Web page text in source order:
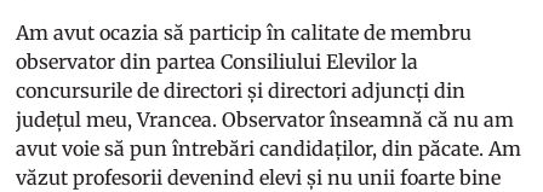
Am avut ocazia să particip în calitate de membru
observator din partea Consiliului Elevilor la
concursurile de directori și directori adjuncți din
județul meu, Vrancea. Observator înseamnă că nu am
avut voie să pun întrebări candidaților, din păcate. Am
văzut profesorii devenind elevi și nu unii foarte bine